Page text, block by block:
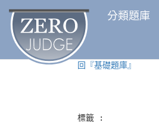
分類題庫
回『基礎題庫』
標籤 :